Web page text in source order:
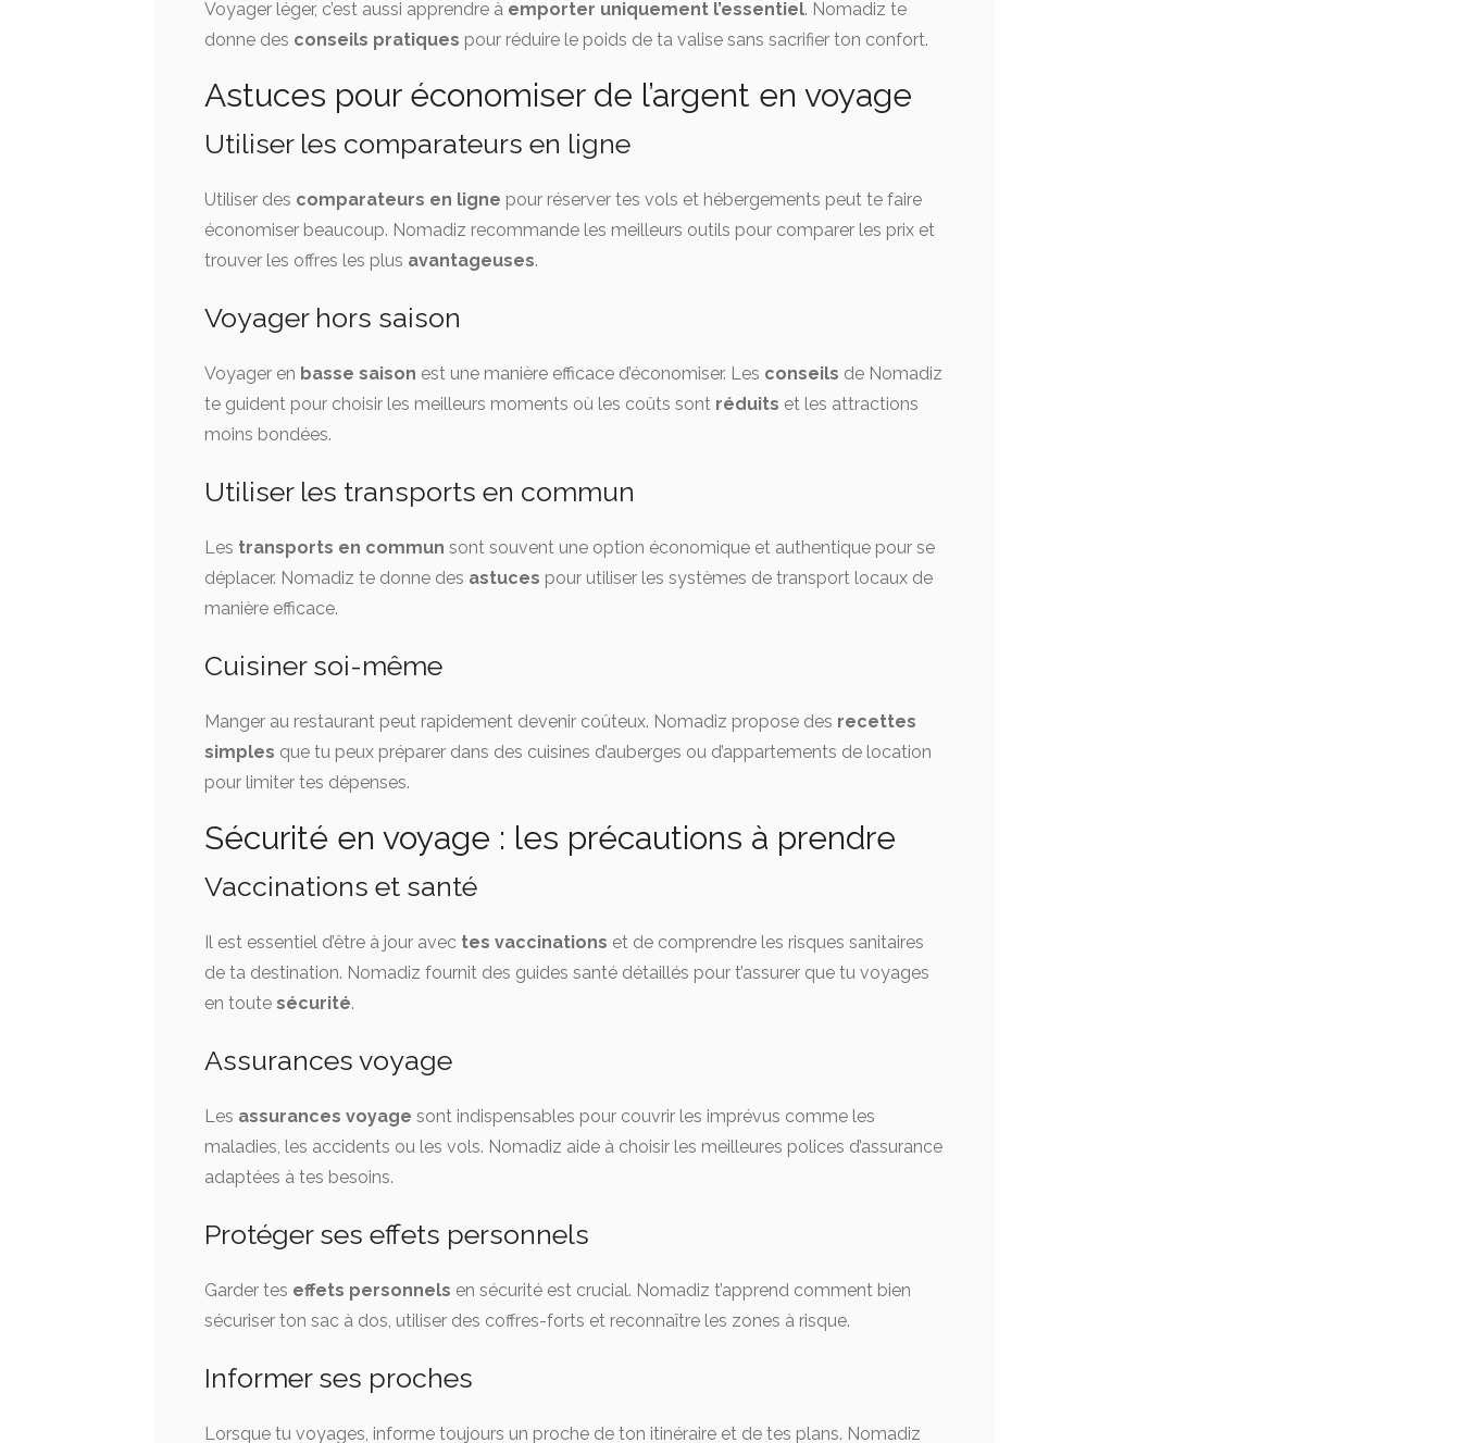
Voyager léger, c’est aussi apprendre à emporter uniquement l’essentiel. Nomadiz te
donne des conseils pratiques pour réduire le poids de ta valise sans sacrifier ton confort.
Astuces pour économiser de l’argent en voyage
Utiliser les comparateurs en ligne
Utiliser des comparateurs en ligne pour réserver tes vols et hébergements peut te faire
économiser beaucoup. Nomadiz recommande les meilleurs outils pour comparer les prix et
trouver les offres les plus avantageuses.
Voyager hors saison
Voyager en basse saison est une manière efficace d’économiser. Les conseils de Nomadiz
te guident pour choisir les meilleurs moments où les coûts sont réduits et les attractions
moins bondées.
Utiliser les transports en commun
Les transports en commun sont souvent une option économique et authentique pour se
déplacer. Nomadiz te donne des astuces pour utiliser les systèmes de transport locaux de
manière efficace.
Cuisiner soi-même
Manger au restaurant peut rapidement devenir coûteux. Nomadiz propose des recettes
simples que tu peux préparer dans des cuisines d’auberges ou d’appartements de location
pour limiter tes dépenses.
Sécurité en voyage : les précautions à prendre
Vaccinations et santé
Il est essentiel d’être à jour avec tes vaccinations et de comprendre les risques sanitaires
de ta destination. Nomadiz fournit des guides santé détaillés pour t’assurer que tu voyages
en toute sécurité.
Assurances voyage
Les assurances voyage sont indispensables pour couvrir les imprévus comme les
maladies, les accidents ou les vols. Nomadiz aide à choisir les meilleures polices d’assurance
adaptées à tes besoins.
Protéger ses effets personnels
Garder tes effets personnels en sécurité est crucial. Nomadiz t’apprend comment bien
sécuriser ton sac à dos, utiliser des coffres-forts et reconnaître les zones à risque.
Informer ses proches
Lorsque tu voyages, informe toujours un proche de ton itinéraire et de tes plans. Nomadiz